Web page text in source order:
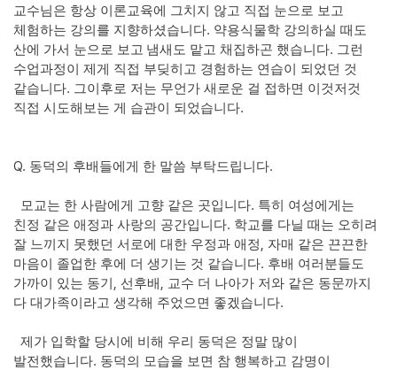
교수님은 항상 이론교육에 그치지 않고 직접 눈으로 보고
체험하는 강의를 지향하셨습니다. 약용식물학 강의하실 때도
산에 가서 눈으로 보고 냄새도 맡고 채집하곤 했습니다. 그런
수업과정이 제게 직접 부딪히고 경험하는 연습이 되었던 것
같습니다. 그이후로 저는 무언가 새로운 걸 접하면 이것저것
직접 시도해보는 게 습관이 되었습니다.
Q. 동덕의 후배들에게 한 말씀 부탁드립니다.
모교는 한 사람에게 고향 같은 곳입니다. 특히 여성에게는
친정 같은 애정과 사랑의 공간입니다. 학교를 다닐 때는 오히려
잘 느끼지 못했던 서로에 대한 우정과 애정, 자매 같은 끈끈한
마음이 졸업한 후에 더 생기는 것 같습니다. 후배 여러분들도
가까이 있는 동기 , 선후배 , 교수 더 나아가 저와 같은 동문까지
다 대가족이라고 생각해 주었으면 좋겠습니다.
제가 입학할 당시에 비해 우리 동덕은 정말 많이
발전했습니다. 동덕의 모습을 보면 참 행복하고 감명이